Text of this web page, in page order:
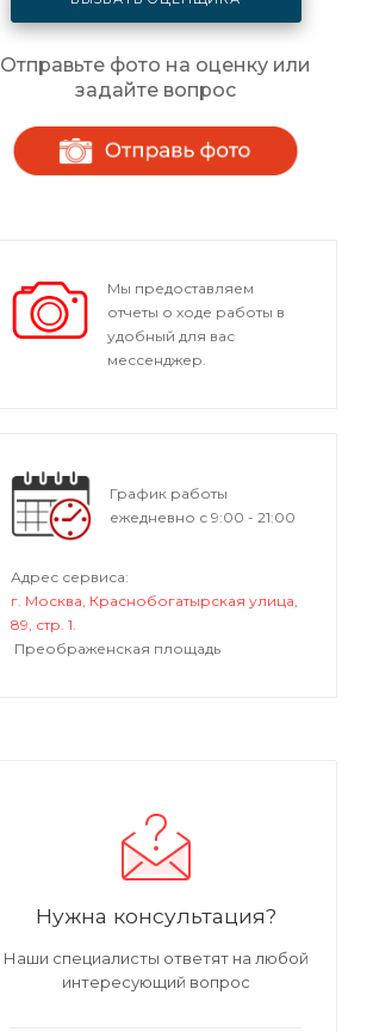
Отправьте фото на оценку или
задайте вопрос
Мы предоставляем
отчеты о ходе работы в
удобный для вас
мессенджер.
График работы
ежедневно с 9:00 - 21:00
Адрес сервиса:
г. Москва, Краснобогатырская улица,
89, стр. 1.
Преображенская площадь
Нужна консультация?
Наши специалисты ответят на любой
интересующий вопрос